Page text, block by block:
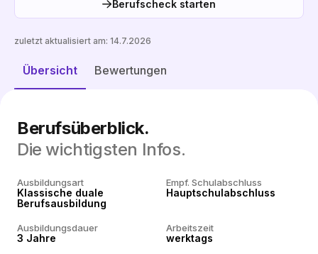
Berufscheck starten
Übersicht Bewertungen
zuletzt aktualisiert am: 14.7.2026
Berufsüberblick.
Die wichtigsten Infos.
Ausbildungsart
Klassische duale
Berufsausbildung
Empf. Schulabschluss
Hauptschulabschluss
Ausbildungsdauer
3 Jahre
Arbeitszeit
werktags